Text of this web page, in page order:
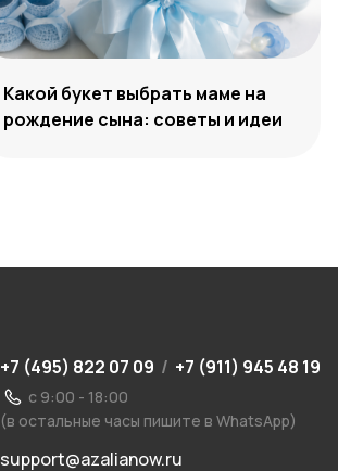
Какой букет выбрать маме на
рождение сына: советы и идеи
+7 (495) 822 07 09 / +7 (911) 945 48 19
с 9:00 - 18:00
(в остальные часы пишите в WhatsApp)
support@azalianow.ru